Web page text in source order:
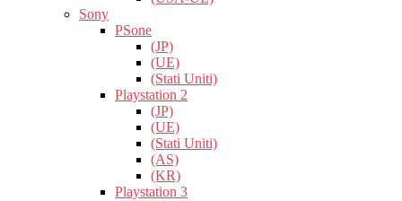
Sony
PSone
(JP)
(UE)
(Stati Uniti)
Playstation 2
(JP)
(UE)
(Stati Uniti)
(AS)
(KR)
Playstation 3